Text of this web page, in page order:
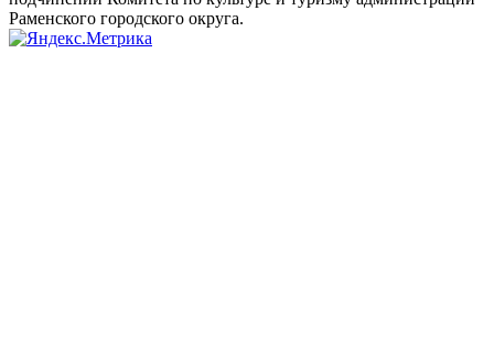
Раменского городского округа.